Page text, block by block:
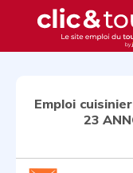
Emploi
23